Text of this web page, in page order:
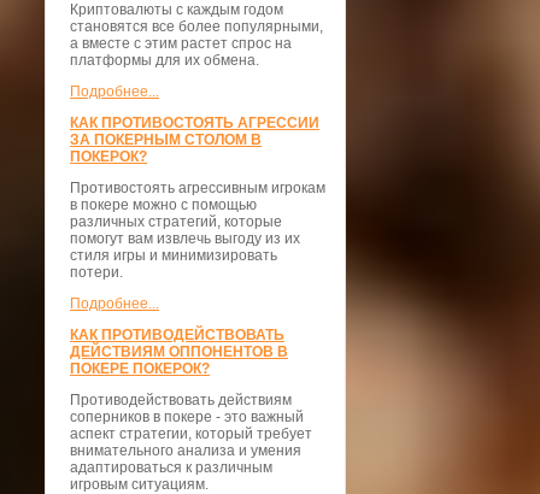
Криптовалюты с каждым годом
становятся все более популярными,
а вместе с этим растет спрос на
платформы для их обмена.
Подробнее...
КАК ПРОТИВОСТОЯТЬ АГРЕССИИ
ЗА ПОКЕРНЫМ СТОЛОМ В
ПОКЕРОК?
Противостоять агрессивным игрокам
в покере можно с помощью
различных стратегий, которые
помогут вам извлечь выгоду из их
стиля игры и минимизировать
потери.
Подробнее...
КАК ПРОТИВОДЕЙСТВОВАТЬ
ДЕЙСТВИЯМ ОППОНЕНТОВ В
ПОКЕРЕ ПОКЕРОК?
Противодействовать действиям
соперников в покере - это важный
аспект стратегии, который требует
внимательного анализа и умения
адаптироваться к различным
игровым ситуациям.